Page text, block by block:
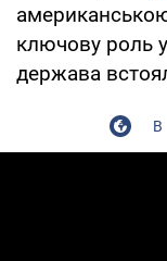
американською
ключову роль
держава